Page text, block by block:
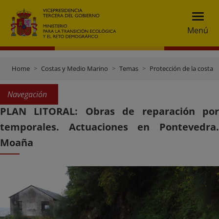
Menú
Home Costas y Medio Marino Temas Protección de la costa
Navegación
PLAN LITORAL: Obras de reparación por
temporales. Actuaciones en Pontevedra.
Moaña